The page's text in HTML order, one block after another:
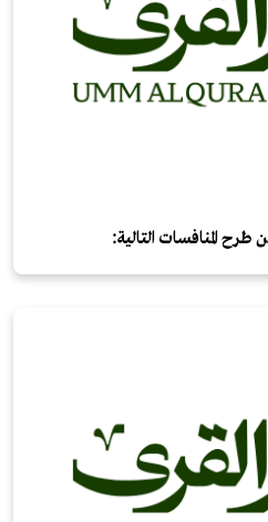
المنافسات التالية: